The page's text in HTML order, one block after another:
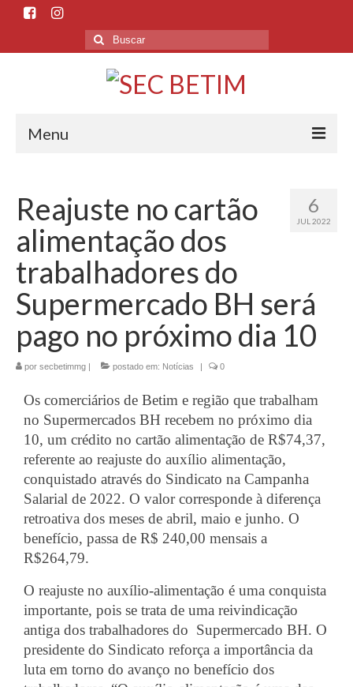
Menu
O Sindicato
Histórico
Sede e Subsedes
Departamentos
Esporte e Cultura
Jurídico
Saúde do Trabalhador
Formação Política
Mulheres Trabalhadoras
Homologação
Vídeos
Convenções
Comércio em geral
Material de construção tintas, ferragens e
maquinismo de Betim
ACT’s
6
JUL 2022
Reajuste no cartão
alimentação dos
trabalhadores do
Supermercado BH será
pago no próximo dia 10
por secbetimmg | postado em: Notícias | 0
Os comerciários de Betim e região que trabalham
no Supermercados BH recebem no próximo dia
10, um crédito no cartão alimentação de R$74,37,
referente ao reajuste do auxílio alimentação,
conquistado através do Sindicato na Campanha
Salarial de 2022. O valor corresponde à diferença
retroativa dos meses de abril, maio e junho. O
benefício, passa de R$ 240,00 mensais a
R$264,79.
O reajuste no auxílio-alimentação é uma conquista
importante, pois se trata de uma reivindicação
antiga dos trabalhadores do Supermercado BH. O
presidente do Sindicato reforça a importância da
luta em torno do avanço no benefício dos